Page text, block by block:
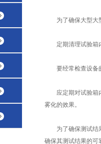
为了确保大型大型
定期清理试验箱内
要经常检查设备的
应定期对试验箱内
雾化的效果。
为了确保测试结果
确保其测试结果的可